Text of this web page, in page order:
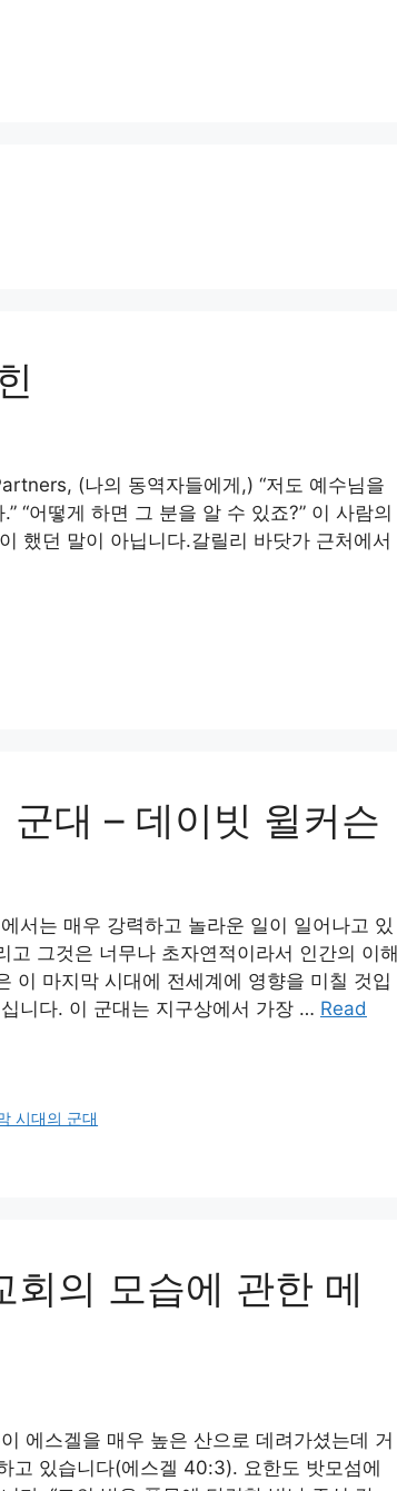
(나의 동역자들에게,) “저도 예수님을
“어떻게 하면 그 분을 알 수 있죠?” 이 사람의
했던 말이 아닙니다.갈릴리 바닷가 근처에서
대 – 데이빗 윌커슨
서는 매우 강력하고 놀라운 일이 일어나고 있
그것은 너무나 초자연적이라서 인간의 이해
이 마지막 시대에 전세계에 영향을 미칠 것입
니다. 이 군대는 지구상에서 가장 … Read
시대의 군대
의 모습에 관한 메
에스겔을 매우 높은 산으로 데려가셨는데 거
고 있습니다(에스겔 40:3). 요한도 밧모섬에